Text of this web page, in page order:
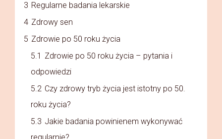
3 Regularne badania lekarskie
4 Zdrowy sen
5 Zdrowie po 50 roku życia
5.1 Zdrowie po 50 roku życia – pytania i
odpowiedzi
5.2 Czy zdrowy tryb życia jest istotny po 50.
roku życia?
5.3 Jakie badania powinienem wykonywać